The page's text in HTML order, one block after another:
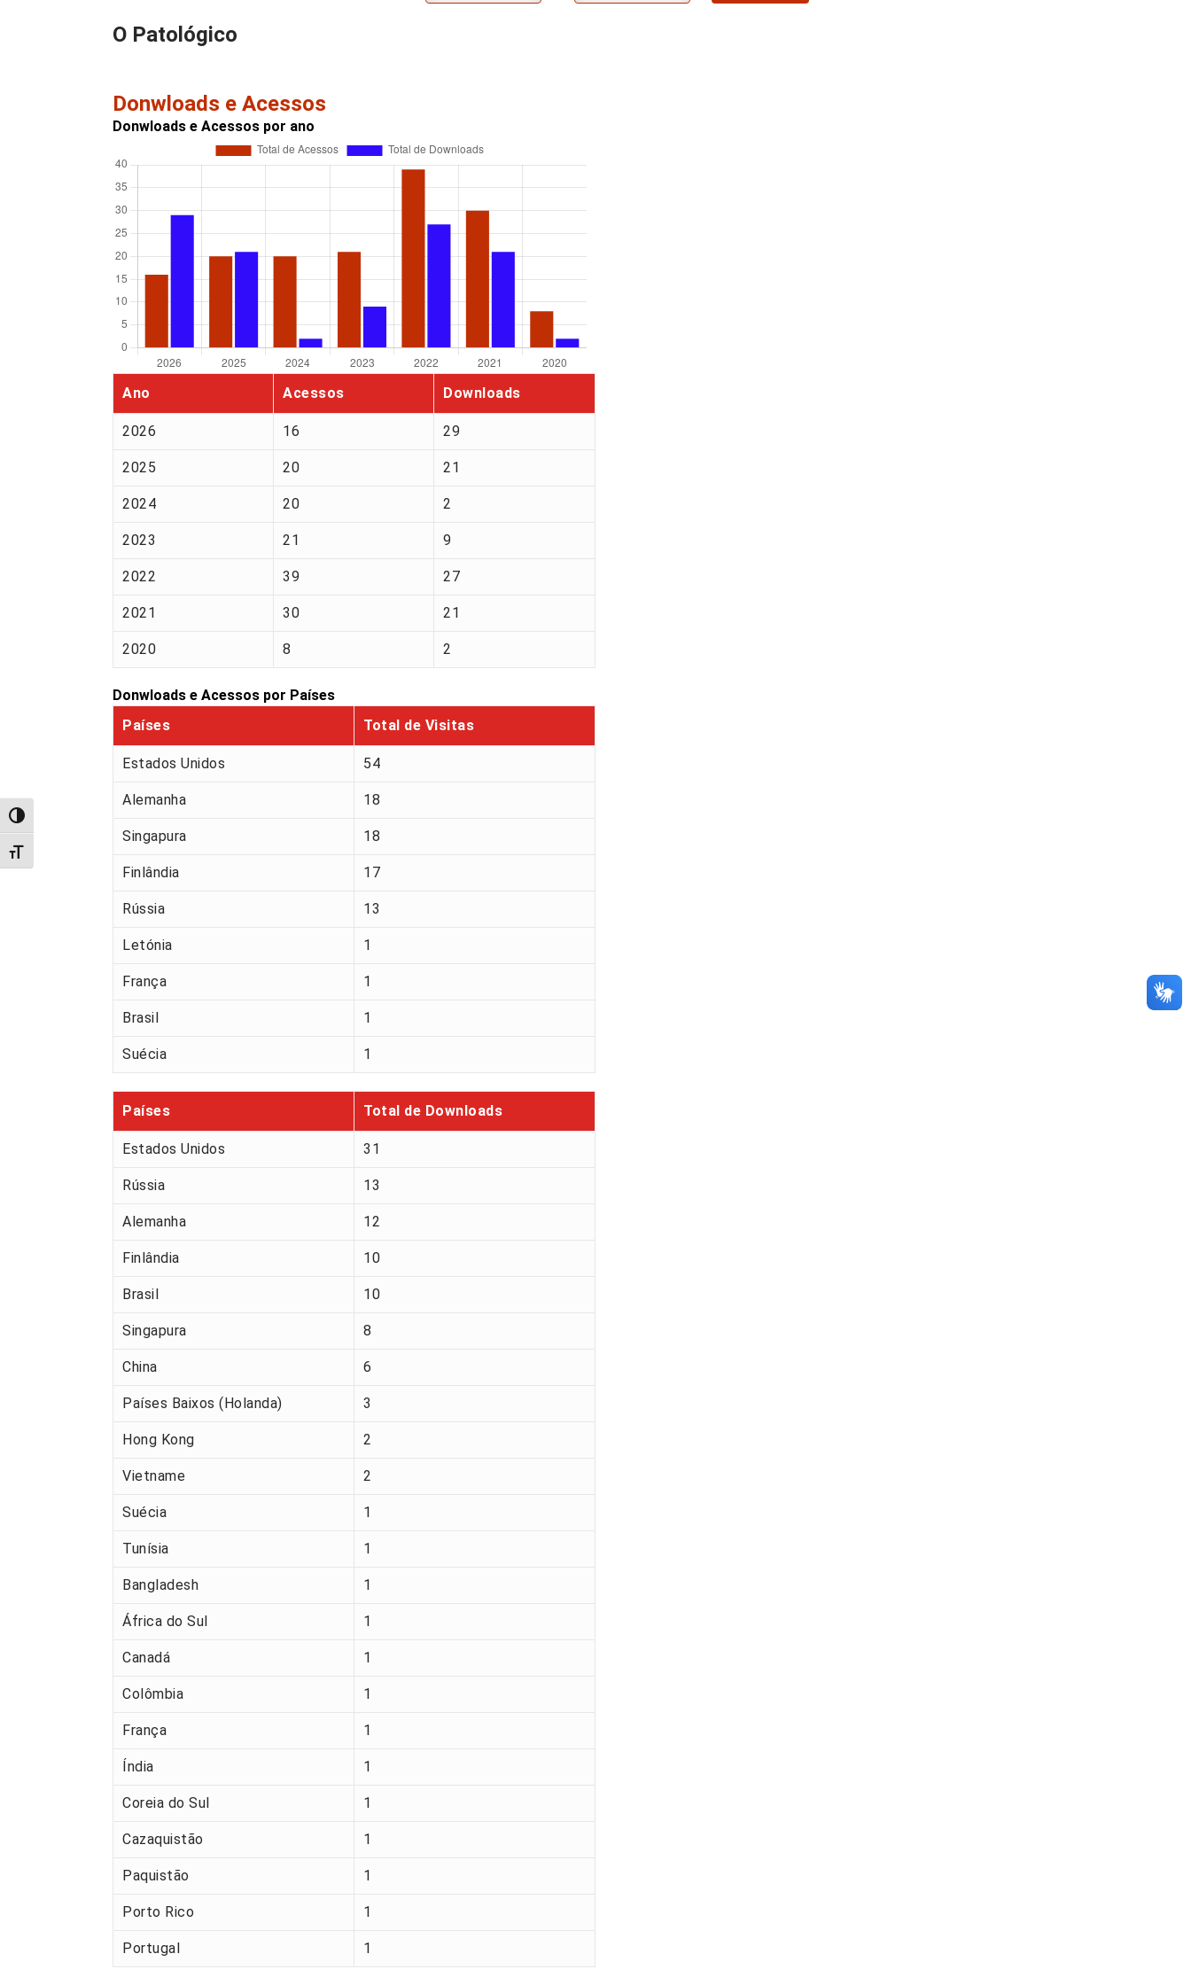
Alternar alto contraste
Alternar tamanho da fonte
O Patológico
Donwloads e Acessos
Donwloads e Acessos por ano
Ano Acessos Downloads
2026 16 29
2025 20 21
2024 20 2
2023 21 9
2022 39 27
2021 30 21
2020 8 2
Donwloads e Acessos por Países
Países
Total de Visitas
Estados Unidos 54
Alemanha 18
Singapura 18
Finlândia 17
Rússia 13
Letónia 1
França 1
Brasil 1
Suécia 1
Países Total de Downloads
Estados Unidos 31
Rússia 13
Alemanha 12
Finlândia 10
Brasil 10
Singapura 8
China 6
Países Baixos (Holanda) 3
Hong Kong 2
Vietname 2
Suécia 1
Tunísia 1
Bangladesh 1
África do Sul 1
Canadá 1
Colômbia 1
França 1
Índia 1
Coreia do Sul 1
Cazaquistão 1
Paquistão 1
Porto Rico 1
Portugal 1